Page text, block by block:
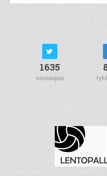
1635
seuraajaa